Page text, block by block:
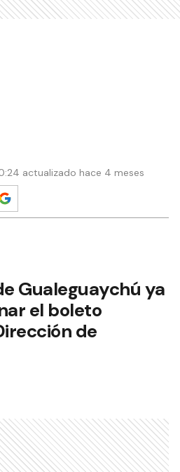
actualizado hace 4 meses
Gualeguaychú ya
el boleto
de